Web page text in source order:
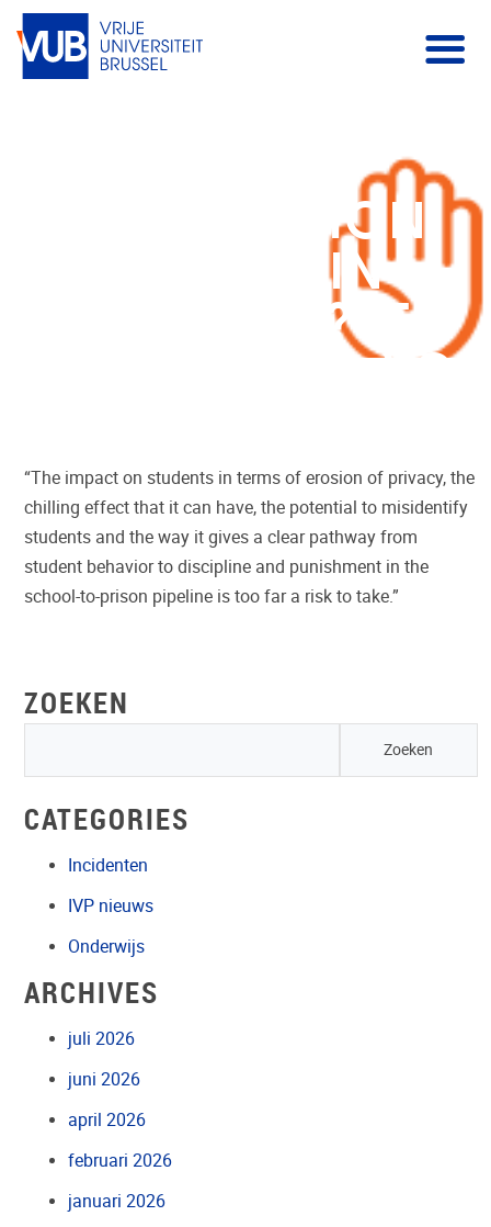
RECOGNITION
BELONG IN
SCHOOLS? IT
DEPENDS WHO YOU
“The impact on students in terms of erosion of privacy, the
chilling effect that it can have, the potential to misidentify
students and the way it gives a clear pathway from
student behavior to discipline and punishment in the
school-to-prison pipeline is too far a risk to take.”
ZOEKEN
CATEGORIES
Incidenten
IVP nieuws
Onderwijs
ARCHIVES
juli 2026
juni 2026
april 2026
februari 2026
januari 2026